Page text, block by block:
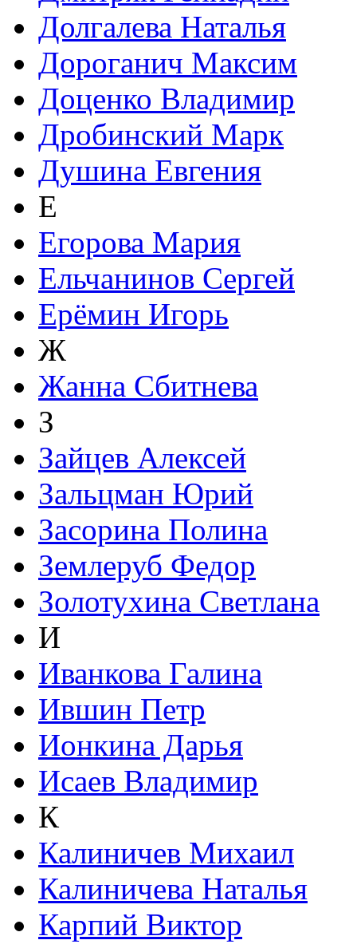
Долгалева Наталья
Дороганич Максим
Доценко Владимир
Дробинский Марк
Душина Евгения
Е
Егорова Мария
Ельчанинов Сергей
Ерёмин Игорь
Ж
Жанна Сбитнева
З
Зайцев Алексей
Зальцман Юрий
Засорина Полина
Землеруб Федор
Золотухина Светлана
И
Иванкова Галина
Ившин Петр
Ионкина Дарья
Исаев Владимир
К
Калиничев Михаил
Калиничева Наталья
Карпий Виктор